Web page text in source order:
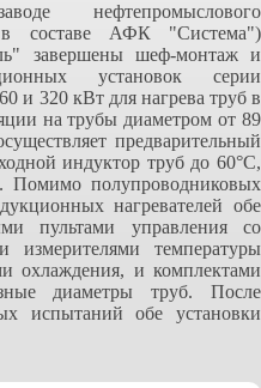
нефтепромыслового
в составе АФК "Система")
завершены шеф-монтаж и
установок серии
320 кВт для нагрева труб в
на трубы диаметром от 89
предварительный
индуктор труб до 60°С,
. Помимо полупроводниковых
нагревателей обе
пультами управления со
измерителями температуры
охлаждения, и комплектами
диаметры труб. После
испытаний обе установки